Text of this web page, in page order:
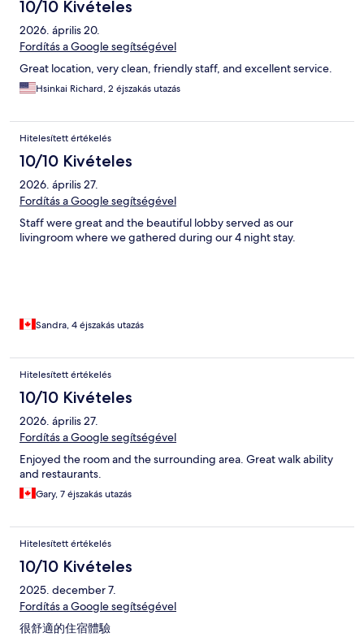
10/10 Kivételes
2026. április 20.
Fordítás a Google segítségével
Great location, very clean, friendly staff, and excellent service.
Hsinkai Richard, 2 éjszakás utazás
Hitelesített értékelés
10/10 Kivételes
2026. április 27.
Fordítás a Google segítségével
Staff were great and the beautiful lobby served as our
livingroom where we gathered during our 4 night stay.
Sandra, 4 éjszakás utazás
Hitelesített értékelés
10/10 Kivételes
2026. április 27.
Fordítás a Google segítségével
Enjoyed the room and the surrounding area. Great walk ability
and restaurants.
Gary, 7 éjszakás utazás
Hitelesített értékelés
10/10 Kivételes
2025. december 7.
Fordítás a Google segítségével
很舒適的住宿體驗